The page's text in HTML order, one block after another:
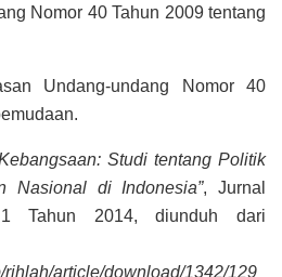
Nomor 40 Tahun 2009 tentang
Undang-undang Nomor 40
Studi tentang Politik
Nasional di Indonesia”, Jurnal
Tahun 2014, diunduh dari
article/download/1342/129